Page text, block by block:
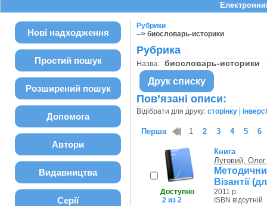
Нові надходження
Простий пошук
Розширений пошук
Допомога
Автори
Видавництва
Серії
Рубрики
--> биословарь-историки
Рубрика
Назва: биословарь-историки
Друк списку
Пов’язані описи:
Відібрати для друку: сторінку|
Перша 1 2 3 4 5 6
Доступно
2 из 2
Книга
Луговий,
Візантії
2011 р.
ISBN відсутній